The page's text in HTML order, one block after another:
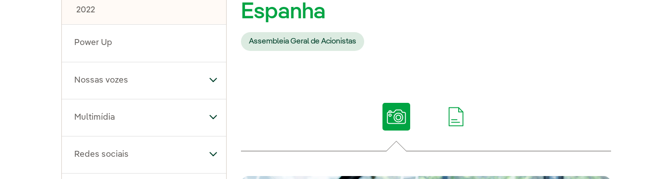
2022
Power Up
Nossas vozes Alternar submenu de Nossas vozes
Multimídia Alternar submenu de Multimídia
Redes sociais Alternar submenu de Redes sociais
Espanha
Assembleia Geral de Acionistas